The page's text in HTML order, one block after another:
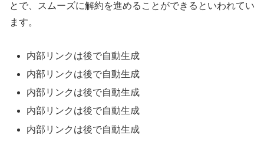
とで、スムーズに解約を進めることができるといわれてい
ます。
内部リンクは後で自動生成
内部リンクは後で自動生成
内部リンクは後で自動生成
内部リンクは後で自動生成
内部リンクは後で自動生成